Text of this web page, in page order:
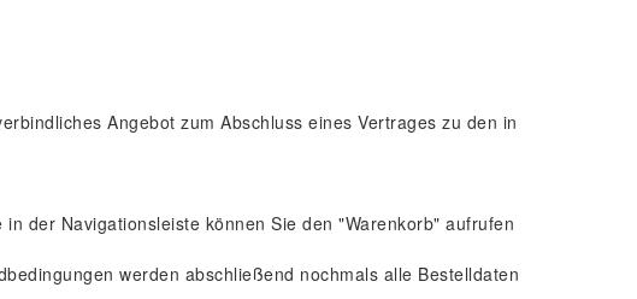
Angebot zum Abschluss eines Vertrages zu den in
der Navigationsleiste können Sie den "Warenkorb" aufrufen
werden abschließend nochmals alle Bestelldaten